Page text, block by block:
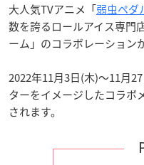
大人気TVアニメ「弱虫ペダ
数を誇るロールアイス専門
ーム」のコラボレーション
2022年11月3日(木)〜11月
ターをイメージしたコラボ
されます。